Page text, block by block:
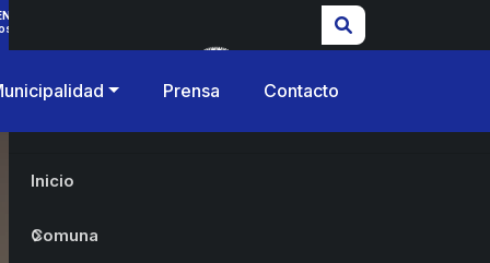
Prensa Contacto
Inicio
Comuna